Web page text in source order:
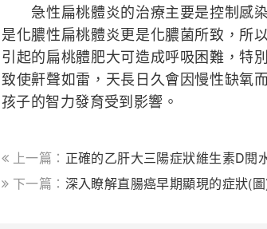
急性扁桃體炎的治療主要是控制感
是化膿性扁桃體炎更是化膿菌所致，所
引起的扁桃體肥大可造成呼吸困難，特
致使鼾聲如雷，天長日久會因慢性缺氧
孩子的智力發育受到影響。
上一篇： 正確的乙肝大三陽症狀維生素D閱
下一篇： 深入瞭解直腸癌早期顯現的症狀(